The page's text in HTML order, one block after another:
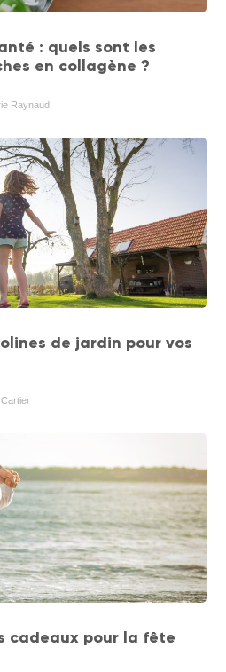
: quels sont les
en collagène ?
Raynaud
de jardin pour vos
cadeaux pour la fête